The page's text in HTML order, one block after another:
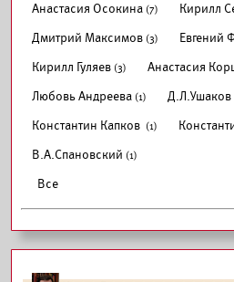
Анастасия Осокина (7) Кирилл
Дмитрий Максимов (3) Евгений
Кирилл Гуляев (3) Анастасия
Любовь Андреева (1) Д.Л.Ушаков
Константин Капков (1)
В.А.Спановский (1)
Все